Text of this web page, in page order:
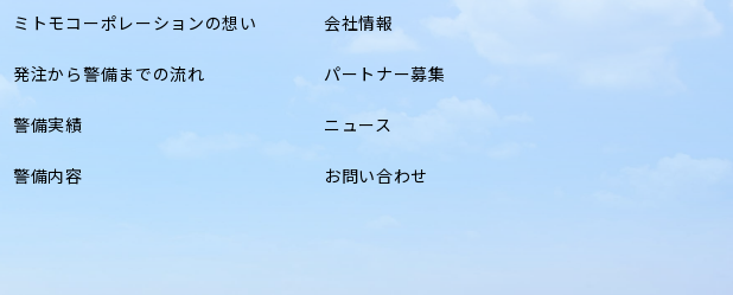
ミトモコーポレーションの想い
発注から警備までの流れ
警備実績
警備内容
会社情報
パートナー募集
ニュース
お問い合わせ